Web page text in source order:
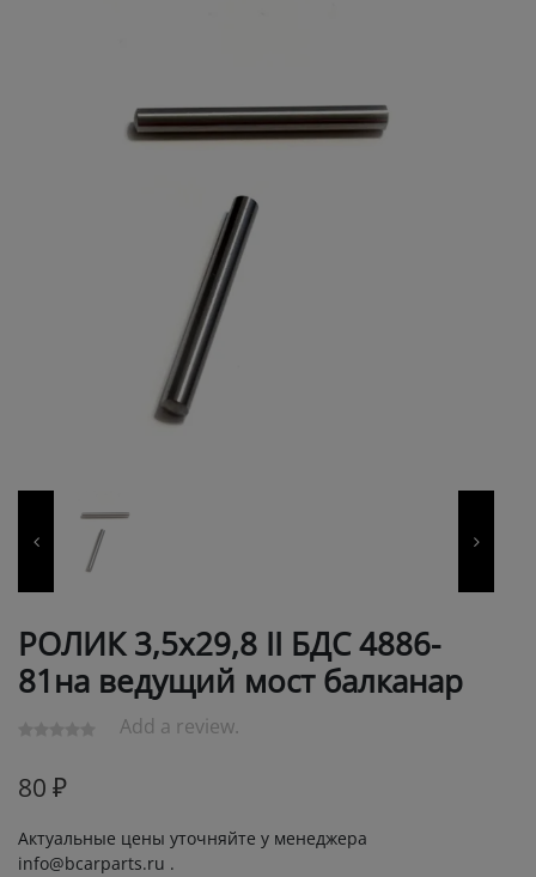
РОЛИК 3,5х29,8 II БДС 4886-
81на ведущий мост балканар
Add a review.
80 ₽
Актуальные цены уточняйте у менеджера
info@bcarparts.ru .